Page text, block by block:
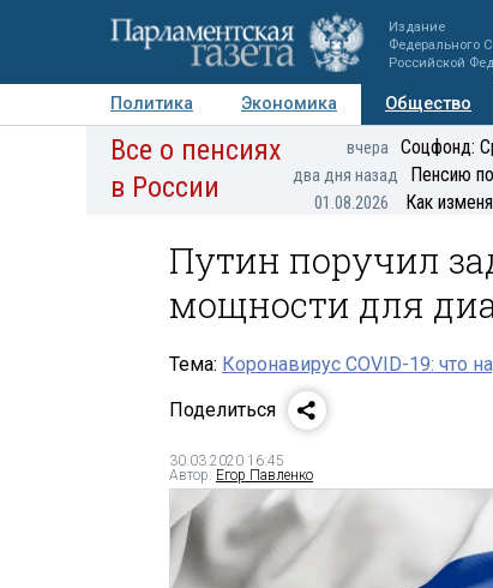
Издание
Федерального
Российской
Политика Экономика Общество
Авторы Персоны Мнения
Все о пенсиях
в России
вчера Соцфонд:
два дня назад Пенсию
01.08.2026 Как
Путин поручил
мощности для
Тема: Коронавирус COVID-19: что
Поделиться
30.03.2020 16:45
Автор: Егор Павленко